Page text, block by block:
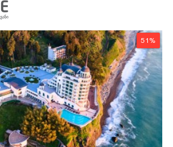
51%